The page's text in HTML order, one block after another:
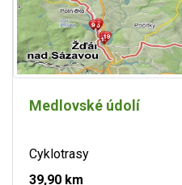
Medlovské údolí
Cyklotrasy
39,90 km